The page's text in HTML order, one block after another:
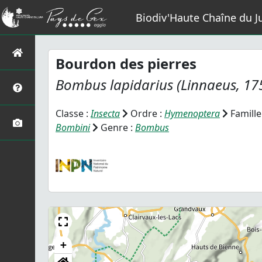
Biodiv'Haute Chaîne du
Bourdon des pierres
Bombus lapidarius (Linnaeus,
Classe :Insecta Ordre : Hymenoptera
Bombini
Genre : Bombus
+